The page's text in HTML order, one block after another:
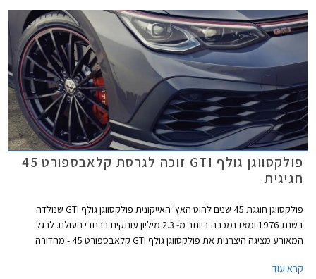
ומערכות בטיחות אקטיביות מתקדמות המאפשרות נהיגה חצי-אוטונומית.
פולקסווגן גולף GTI זוכה לגרסת קלאבספורט 45
חגיגית
פולקסווגן חוגגת 45 שנים להוט האץ' האייקונית פולקסווגן גולף GTI שנולדה
בשנת 1976 ומאז נמכרה ביותר מ- 2.3 מיליון עותקים ברחבי העולם. לרגל
המאורע מציגה היצרנית את פולקסווגן גולף GTI קלאבספורט 45 - מהדורה
אדום, ספוילר אחורי מוגדל, מראות בצבע שחור מבריק, ומדבקות מעוצבות
קרא עוד